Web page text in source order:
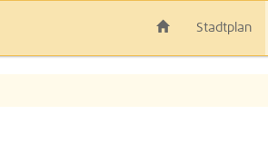
Stadtplan